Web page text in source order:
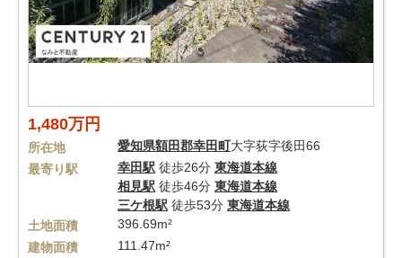
1,480万円
所在地 愛知県額田郡幸田町大字荻字後田66
最寄り駅
幸田駅 徒歩26分 東海道本線
相見駅 徒歩46分 東海道本線
三ケ根駅 徒歩53分 東海道本線
土地面積
396.69m²
建物面積
111.47m²